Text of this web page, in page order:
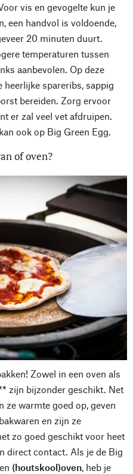
vis en gevogelte kun je
een handvol is voldoende,
20 minuten duurt.
temperaturen tussen
aanbevolen. Op deze
heerlijke spareribs, sappig
bereiden. Zorg ervoor
er zal veel vet afdruipen.
ook op Big Green Egg.
of oven?
Zowel in een oven als
zijn bijzonder geschikt. Net
ze warmte goed op, geven
en zijn ze
zo goed geschikt voor heet
direct contact. Als je de Big
(houtskool)oven , heb je